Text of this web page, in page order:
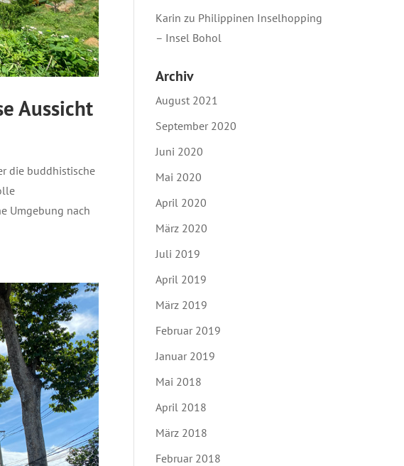
Aussicht
die buddhistische
Umgebung nach
Karin zu Philippinen Inselhopping
– Insel Bohol
Archiv
August 2021
September 2020
Juni 2020
Mai 2020
April 2020
März 2020
Juli 2019
April 2019
März 2019
Februar 2019
Januar 2019
Mai 2018
April 2018
März 2018
Februar 2018